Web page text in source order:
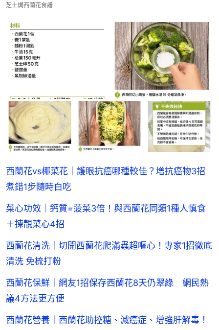
芝士焗西蘭花食譜
西蘭花vs椰菜花｜護眼抗癌哪種較佳？增抗癌物3招
煮錯1步隨時白吃
菜心功效｜鈣質=菠菜3倍！與西蘭花同類1種人慎食
＋揀靚菜心4招
西蘭花清洗｜切開西蘭花爬滿蟲超嘔心！專家1招徹底
清洗 免梳打粉
西蘭花保鮮｜網友1招保存西蘭花8天仍翠綠 網民熱
議4方法更方便
西蘭花營養｜西蘭花助控糖、減癌症、增強肝解毒！